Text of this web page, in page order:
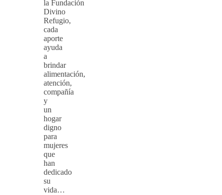
la Fundación
Divino
Refugio,
cada
aporte
ayuda
a
brindar
alimentación,
atención,
compañía
y
un
hogar
digno
para
mujeres
que
han
dedicado
su
vida…